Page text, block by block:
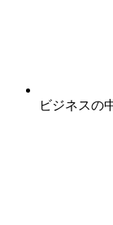
ビジネスの